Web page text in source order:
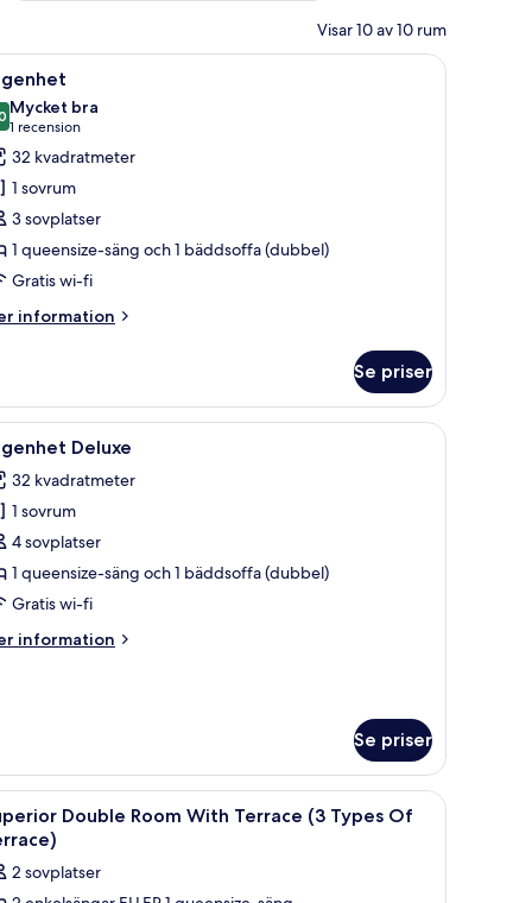
Visar 10 av 10 rum
en stol och abstrakt konst på väggen.Ett hotellrum med en säng, en stol och en
7
av 10
Mycket bra
1 recension
(1 recension)
32 kvadratmeter
1 sovrum
3 sovplatser
1 queensize-säng och 1 bäddsoffa (dubbel)
Gratis wi-fi
information
Se priser
zebrasträck och abstrakt konst på väggarna.En familj på fyra personer ligger i en säng.
14 Deluxe
32 kvadratmeter
1 sovrum
4 sovplatser
1 queensize-säng och 1 bäddsoffa (dubbel)
Gratis wi-fi
information
Se priser
lampor och ett fönster med gardiner.Ett hotellrum med en säng, utsikt över
18
Double Room With Terrace (3 Types Of
2 sovplatser